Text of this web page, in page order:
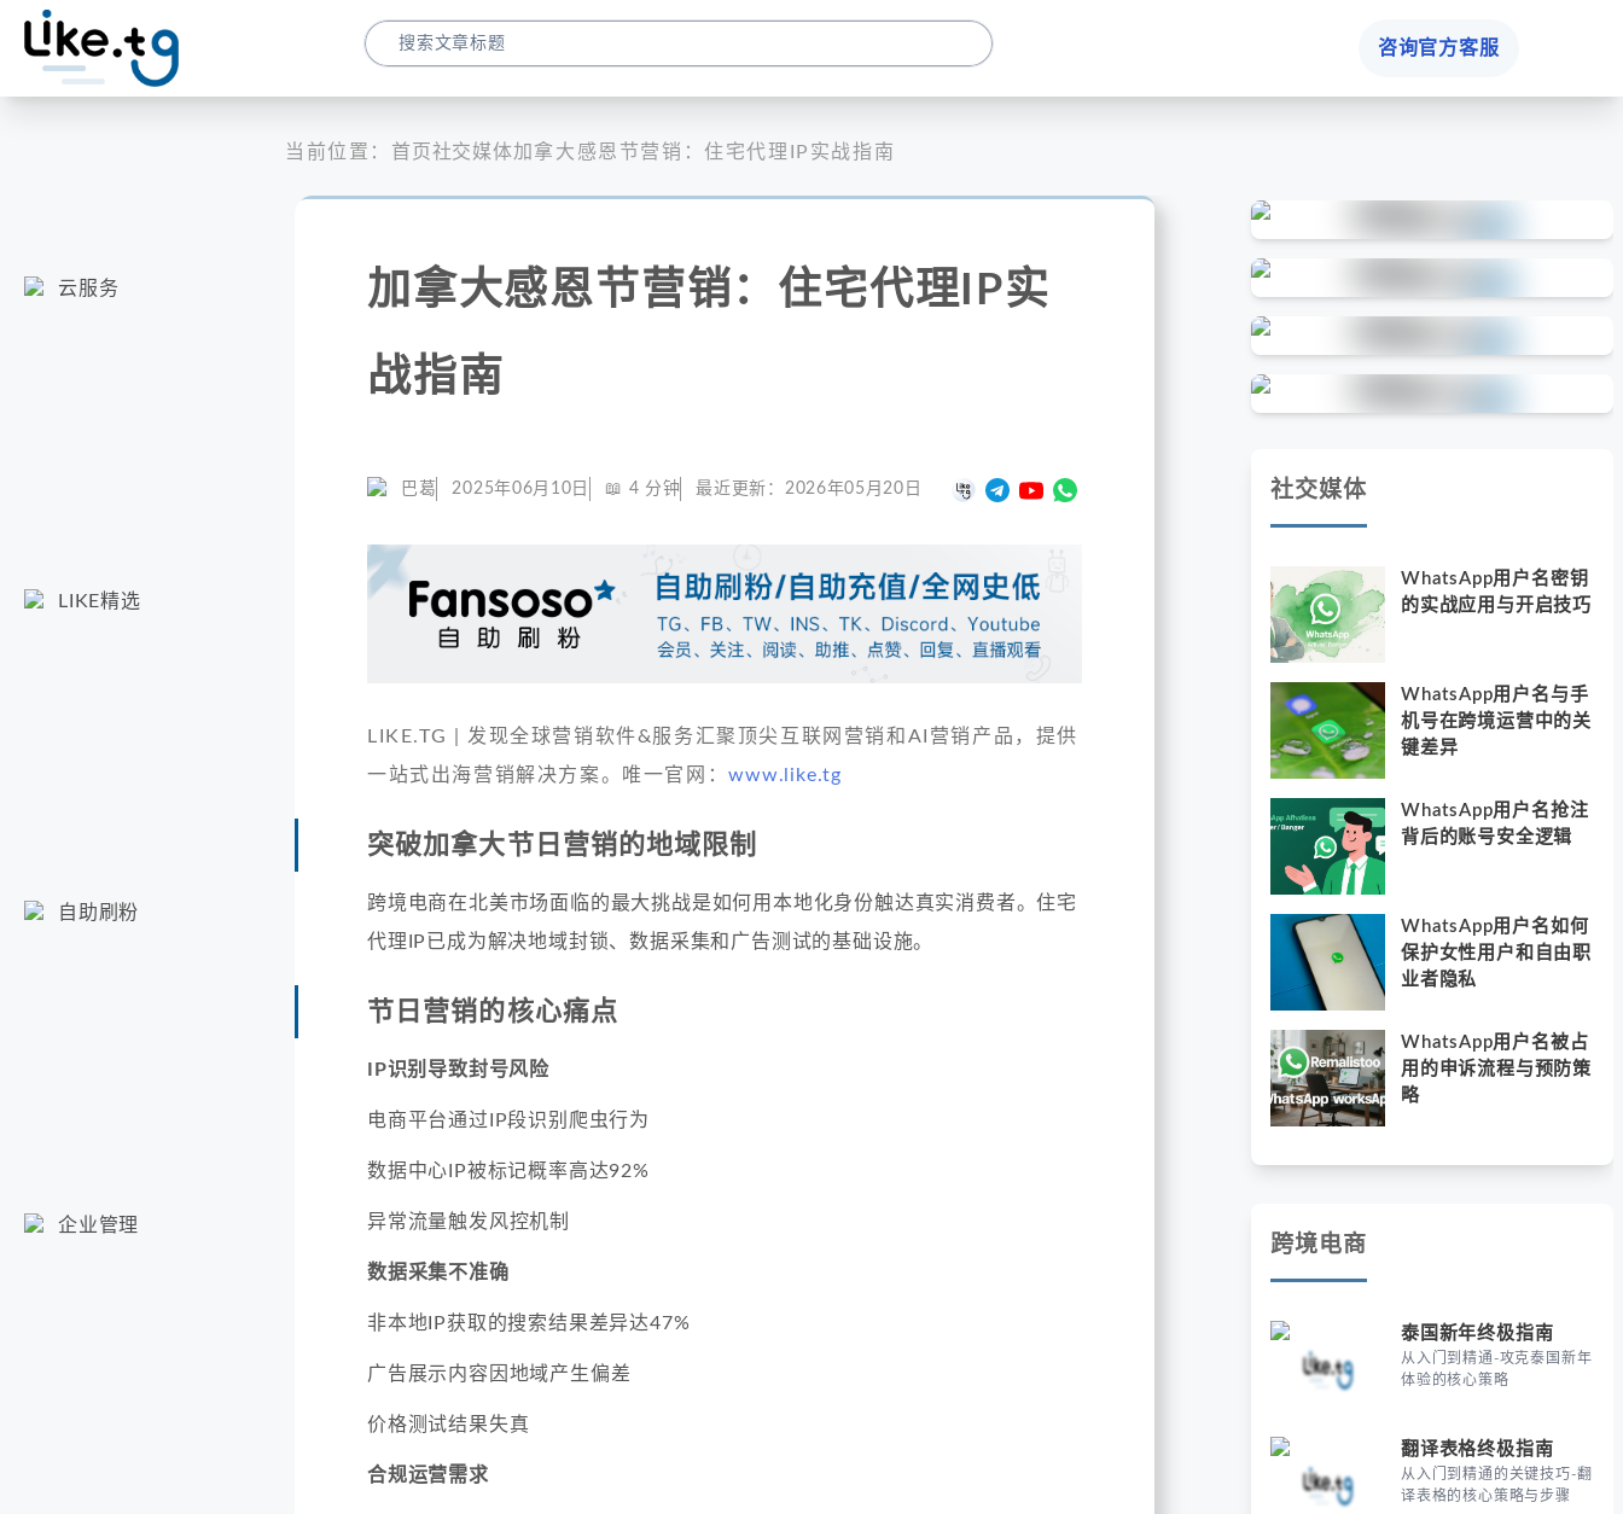
咨询官方客服
云服务
LIKE精选
自助刷粉
企业管理
当前位置： 首页社交媒体加拿大感恩节营销：住宅代理IP实战指南
加拿大感恩节营销：住宅代理IP实
战指南
巴葛 2025年06月10日 📖 4 分钟 最近更新： 2026年05月20日
LIKE.TG | 发现全球营销软件&服务汇聚顶尖互联网营销和AI营销产品，提供
一站式出海营销解决方案。唯一官网：www.like.tg
突破加拿大节日营销的地域限制
跨境电商在北美市场面临的最大挑战是如何用本地化身份触达真实消费者。住宅
代理IP已成为解决地域封锁、数据采集和广告测试的基础设施。
节日营销的核心痛点
IP识别导致封号风险
电商平台通过IP段识别爬虫行为
数据中心IP被标记概率高达92%
异常流量触发风控机制
数据采集不准确
非本地IP获取的搜索结果差异达47%
广告展示内容因地域产生偏差
价格测试结果失真
合规运营需求
社交媒体
WhatsApp用户名密钥
的实战应用与开启技巧
WhatsApp用户名与手
机号在跨境运营中的关
键差异
WhatsApp用户名抢注
背后的账号安全逻辑
WhatsApp用户名如何
保护女性用户和自由职
业者隐私
WhatsApp用户名被占
用的申诉流程与预防策
略
跨境电商
泰国新年终极指南
从入门到精通-攻克泰国新年
体验的核心策略
翻译表格终极指南
从入门到精通的关键技巧-翻
译表格的核心策略与步骤